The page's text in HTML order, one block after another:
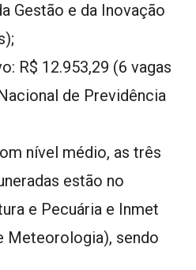
Gestão e da Inovação
R$ 12.953,29 (6 vagas
de Previdência
nível médio, as três
estão no
e Pecuária e Inmet
Meteorologia), sendo